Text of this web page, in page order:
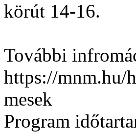
körút 14-16.
További
https://mnm.hu/
mesek
Program